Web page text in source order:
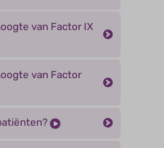
van Factor IX
van Factor